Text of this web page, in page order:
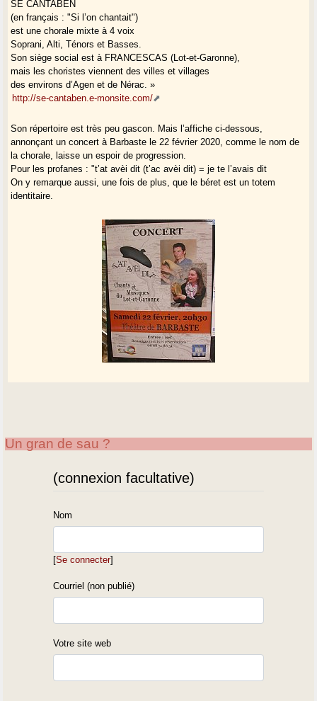
SE CANTABEN
(en français : "Si l’on chantait")
est une chorale mixte à 4 voix
Soprani, Alti, Ténors et Basses.
Son siège social est à FRANCESCAS (Lot-et-Garonne),
mais les choristes viennent des villes et villages
des environs d’Agen et de Nérac. »
http://se-cantaben.e-monsite.com/
Son répertoire est très peu gascon. Mais l’affiche ci-dessous,
annonçant un concert à Barbaste le 22 février 2020, comme le nom de
la chorale, laisse un espoir de progression.
Pour les profanes : "t’at avèi dit (t’ac avèi dit) = je te l’avais dit
On y remarque aussi, une fois de plus, que le béret est un totem
identitaire.
Un gran de sau ?
(connexion facultative)
Nom
[Se connecter]
Courriel (non publié)
Votre site web